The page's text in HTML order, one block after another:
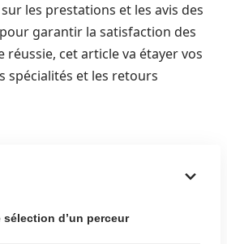
les prestations et les avis des
garantir la satisfaction des
réussie, cet article va étayer vos
spécialités et les retours
sélection d’un perceur